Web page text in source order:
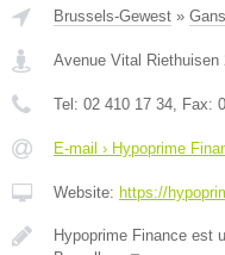
Brussels-Gewest »
Avenue Vital Riethuisen
Tel: 02 410 17 34 , Fax:
E-mail › Hypoprime
Website: https://
Hypoprime Finance est